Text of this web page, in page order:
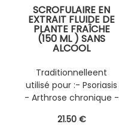
SCROFULAIRE EN
EXTRAIT FLUIDE DE
PLANTE FRAÎCHE
(150 ML ) SANS
ALCOOL
AVEC D' AUTRES
PLANTES FRAÎCHES
(EPS)
Traditionnelleent
utilisé pour :- Psoriasis
- Arthrose chronique -
articulaires
21.50 €